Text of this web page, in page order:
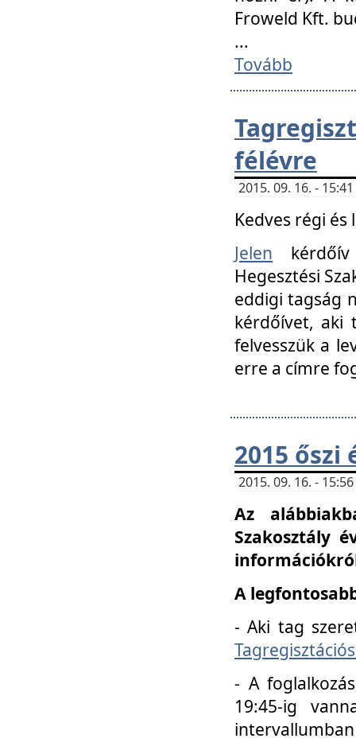
Froweld Kft.
...
Tovább
félévre
2015. 09. 16. -
Kedves régi
Jelen
Hegesztési
eddigi tagság
kérdőívet, aki
felvesszük a
erre a címre
2015 őszi
2015. 09. 16. -
Az
Szakosztály
A
- Aki tag
- A
19:45-ig